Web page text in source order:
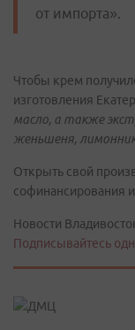
от импорта».
Чтобы крем
изготовления
масло, а также
женьшеня,
Открыть свой
софинансирования
Новости
Подписывайтесь